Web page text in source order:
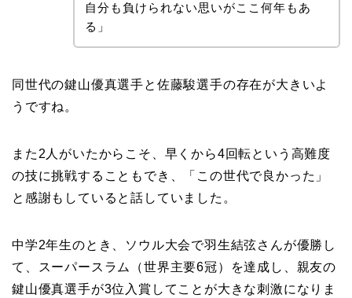
自分も負けられない思いがここ何年もあ
る」
同世代の鍵山優真選手と佐藤駿選手の存在が大きいよ
うですね。
また2人がいたからこそ、早くから4回転という高難度
の技に挑戦することもでき、「この世代で良かった」
と感謝もしていると話していました。
中学2年生のとき、ソウル大会で羽生結弦さんが優勝し
て、スーパースラム（世界主要6冠）を達成し、親友の
鍵山優真選手が3位入賞してことが大きな刺激になりま